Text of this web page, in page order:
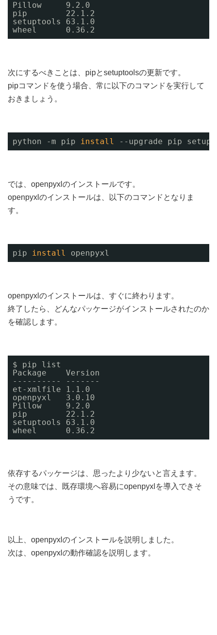
Pillow     9.2.0
pip        22.1.2
setuptools 63.1.0
wheel      0.36.2
次にするべきことは、pipとsetuptoolsの更新です。
pipコマンドを使う場合、常に以下のコマンドを実行して
おきましょう。
python -m pip install --upgrade pip
では、openpyxlのインストールです。
openpyxlのインストールは、以下のコマンドとなりま
す。
pip install openpyxl
openpyxlのインストールは、すぐに終わります。
終了したら、どんなパッケージがインストールされたのか
を確認します。
$ pip list
Package    Version
---------- -------
et-xmlfile 1.1.0
openpyxl   3.0.10
Pillow     9.2.0
pip        22.1.2
setuptools 63.1.0
wheel      0.36.2
依存するパッケージは、思ったより少ないと言えます。
その意味では、既存環境へ容易にopenpyxlを導入できそ
うです。
以上、openpyxlのインストールを説明しました。
次は、openpyxlの動作確認を説明します。